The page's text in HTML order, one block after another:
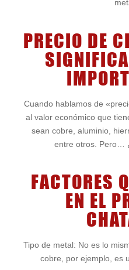
PRECIO DE
Cuando hablamos de
al valor económico que
sean cobre, aluminio,
entre otros. Pero…
FACTORES
EN EL
Tipo de metal: No es lo
cobre, por ejemplo, es